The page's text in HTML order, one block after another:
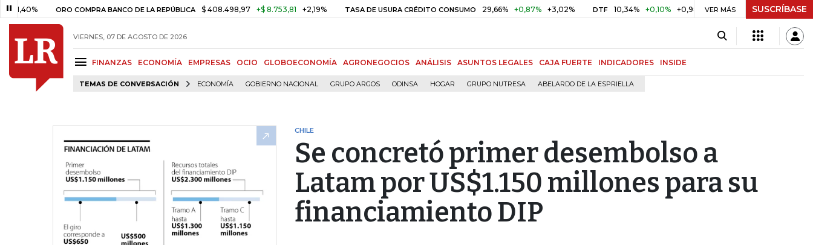
ORO COMPRA BANCO DE LA REPÚBLICA $ 408.498,97 +$ 8.753,81 +2,19% TASA DE USURA CRÉDITO CONSUMO 29,66% +0,87% +3,02% DTF 10,34% +0,10% +0,98% UVR $ 416,91 +$ 0,05 +0,01%
VER MÁS SUSCRÍBASE
VIERNES, 07 DE AGOSTO DE 2026
FINANZAS ECONOMÍA EMPRESAS OCIO GLOBOECONOMÍA AGRONEGOCIOS ANÁLISIS ASUNTOS LEGALES CAJA FUERTE INDICADORES INSIDE
TEMAS DE CONVERSACIÓN ECONOMÍA GOBIERNO NACIONAL GRUPO ARGOS ODINSA HOGAR GRUPO NUTRESA ABELARDO DE LA ESPRIELLA
CHILE
Se concretó primer desembolso a
Latam por US$1.150 millones para su
financiamiento DIP